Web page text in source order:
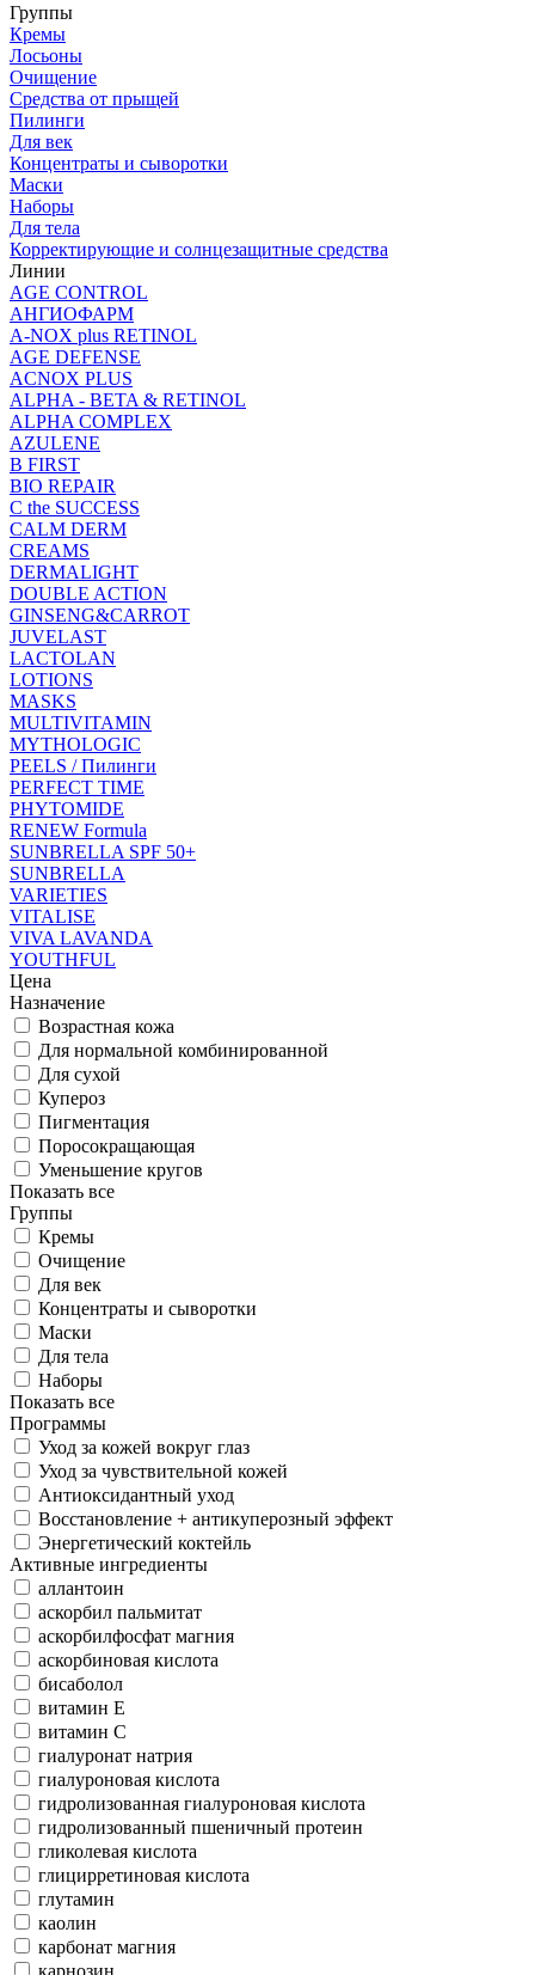
Группы
Кремы
Лосьоны
Очищение
Средства от прыщей
Пилинги
Для век
Концентраты и сыворотки
Маски
Наборы
Для тела
Корректирующие и солнцезащитные средства
Линии
AGE CONTROL
АНГИОФАРМ
A-NOX plus RETINOL
AGE DEFENSE
ACNOX PLUS
ALPHA - BETA & RETINOL
ALPHA COMPLEX
AZULENE
B FIRST
BIO REPAIR
C the SUCCESS
CALM DERM
CREAMS
DERMALIGHT
DOUBLE ACTION
GINSENG&CARROT
JUVELAST
LACTOLAN
LOTIONS
MASKS
MULTIVITAMIN
MYTHOLOGIC
PEELS / Пилинги
PERFECT TIME
PHYTOMIDE
RENEW Formula
SUNBRELLA SPF 50+
SUNBRELLA
VARIETIES
VITALISE
VIVA LAVANDA
YOUTHFUL
Цена
Назначение
Возрастная кожа
Для нормальной комбинированной
Для сухой
Купероз
Пигментация
Поросокращающая
Уменьшение кругов
Показать все
Группы
Кремы
Очищение
Для век
Концентраты и сыворотки
Маски
Для тела
Наборы
Показать все
Программы
Уход за кожей вокруг глаз
Уход за чувствительной кожей
Антиоксидантный уход
Восстановление + антикуперозный эффект
Энергетический коктейль
Активные ингредиенты
аллантоин
аскорбил пальмитат
аскорбилфосфат магния
аскорбиновая кислота
бисаболол
витамин Е
витамин С
гиалуронат натрия
гиалуроновая кислота
гидролизованная гиалуроновая кислота
гидролизованный пшеничный протеин
гликолевая кислота
глицирретиновая кислота
глутамин
каолин
карбонат магния
карнозин